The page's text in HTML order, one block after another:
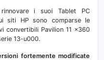
i
non
i suoi Tablet PC
siti HP sono comparse le
convertibili Pavilion 11 x360
13-u000.
fortemente modificate